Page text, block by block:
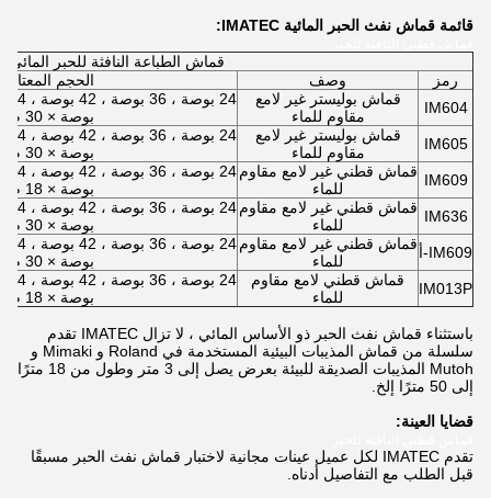
قائمة قماش نفث الحبر المائية IMATEC:
قماش الطباعة النافثة للحبر المائي
رمز
وصف
الحجم المعتاد
IM604
قماش بوليستر غير لامع
مقاوم للماء
بوصة × 30 م
IM605
قماش بوليستر غير لامع
مقاوم للماء
بوصة × 30 م
IM609 قماش قطني غير لامع مقاوم
للماء
بوصة × 18 م
IM636 قماش قطني غير لامع مقاوم
للماء
بوصة × 30 م
IM609-أ
قماش قطني غير لامع مقاوم
للماء
بوصة × 30 م
IM013P
قماش قطني لامع مقاوم
للماء
بوصة × 18 م
باستثناء قماش نفث الحبر ذو الأساس المائي ، لا تزال IMATEC تقدم
سلسلة من قماش المذيبات البيئية المستخدمة في Roland و Mimaki و
Mutoh المذيبات الصديقة للبيئة بعرض يصل إلى 3 متر وطول من 18 مترًا
إلى 50 مترًا إلخ.
قضايا العينة:
تقدم IMATEC لكل عميل عينات مجانية لاختبار قماش نفث الحبر مسبقًا
قبل الطلب مع التفاصيل أدناه.